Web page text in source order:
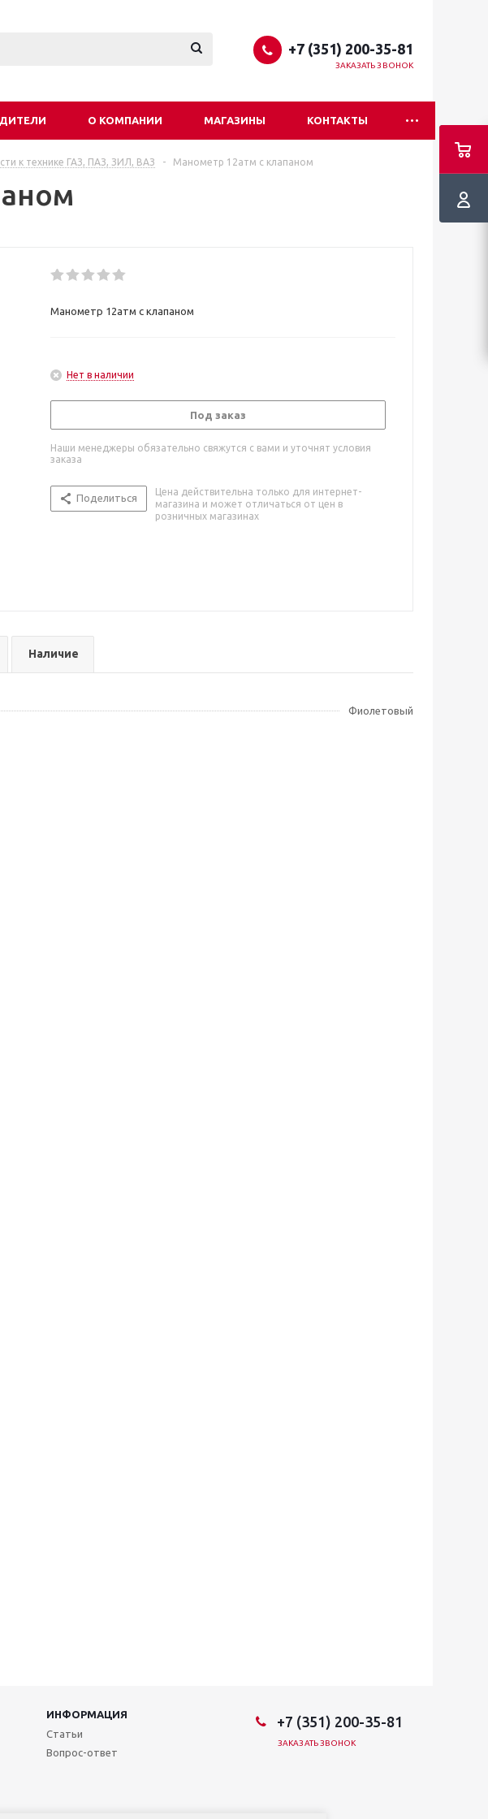
+7 (351) 200-35-81
ЗАКАЗАТЬ ЗВОНОК
О КОМПАНИИ МАГАЗИНЫ КОНТАКТЫ
к технике ГАЗ, ПАЗ, ЗИЛ, ВАЗ - Манометр 12атм с клапаном
Манометр 12атм с клапаном
Нет в наличии
Под заказ
Наши менеджеры обязательно свяжутся с вами и уточнят условия
заказа
Поделиться
Цена действительна только для интернет-
магазина и может отличаться от цен в
розничных магазинах
Наличие
Фиолетовый
ИНФОРМАЦИЯ
Статьи
Вопрос-ответ
+7 (351) 200-35-81
ЗАКАЗАТЬ ЗВОНОК